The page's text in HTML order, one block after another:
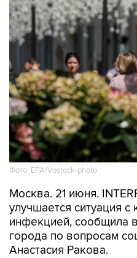
Фото: EPA/Vostock-photo
Москва. 21 июня.
улучшается ситуация с
инфекцией, сообщила
города по вопросам
Анастасия Ракова.